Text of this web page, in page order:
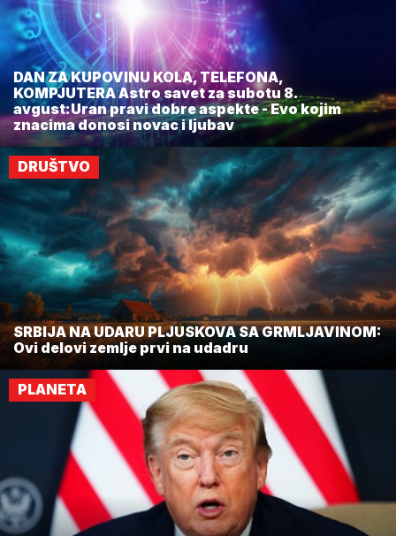
DAN ZA KUPOVINU KOLA, TELEFONA,
KOMPJUTERA Astro savet za subotu 8.
avgust:Uran pravi dobre aspekte - Evo kojim
znacima donosi novac i ljubav
DRUŠTVO
SRBIJA NA UDARU PLJUSKOVA SA GRMLJAVINOM:
Ovi delovi zemlje prvi na udadru
PLANETA